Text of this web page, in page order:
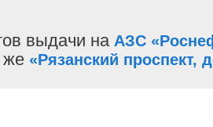
выдачи на АЗС
же «Рязанский проспект,